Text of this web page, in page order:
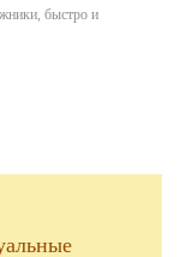
быстро и